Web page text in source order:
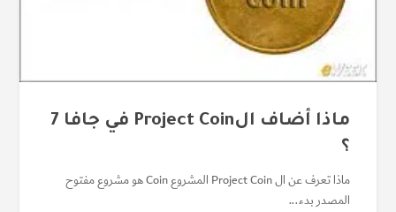
ماذا أضاف الProject Coin في جافا 7
؟
ماذا تعرف عن ال Project Coin المشروع Coin هو مشروع مفتوح
المصدر بدء...